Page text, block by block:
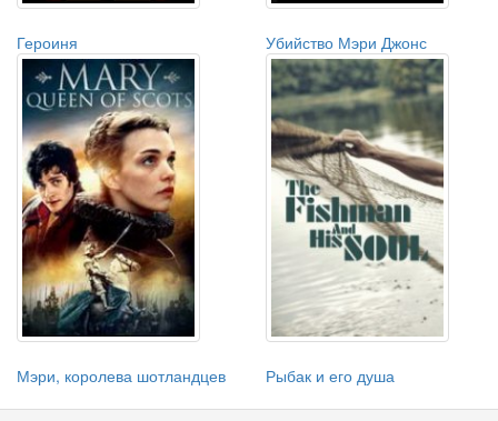
Героиня Убийство Мэри Джонс
Мэри, королева шотландцев Рыбак и его душа